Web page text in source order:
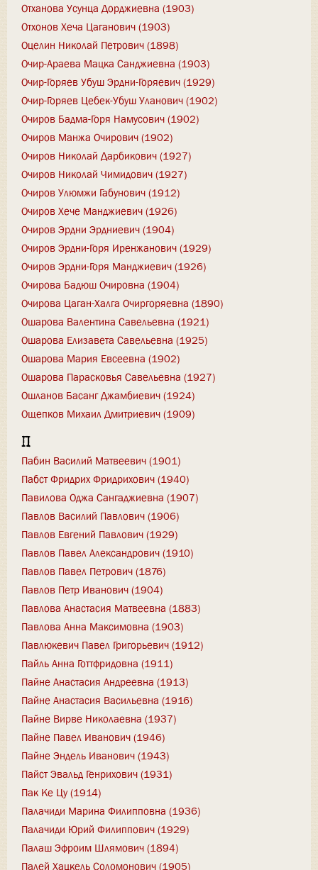
Отханова Усунца Дорджиевна (1903)
Отхонов Хеча Цаганович (1903)
Оцелин Николай Петрович (1898)
Очир-Араева Мацка Санджиевна (1903)
Очир-Горяев Убуш Эрдни-Горяевич (1929)
Очир-Горяев Цебек-Убуш Уланович (1902)
Очиров Бадма-Горя Намусович (1902)
Очиров Манжа Очирович (1902)
Очиров Николай Дарбикович (1927)
Очиров Николай Чимидович (1927)
Очиров Улюмжи Габунович (1912)
Очиров Хече Манджиевич (1926)
Очиров Эрдни Эрдниевич (1904)
Очиров Эрдни-Горя Иренжанович (1929)
Очиров Эрдни-Горя Манджиевич (1926)
Очирова Бадюш Очировна (1904)
Очирова Цаган-Халга Очиргоряевна (1890)
Ошарова Валентина Савельевна (1921)
Ошарова Елизавета Савельевна (1925)
Ошарова Мария Евсеевна (1902)
Ошарова Парасковья Савельевна (1927)
Ошланов Басанг Джамбиевич (1924)
Ощепков Михаил Дмитриевич (1909)
П
Пабин Василий Матвеевич (1901)
Пабст Фридрих Фридрихович (1940)
Павилова Оджа Сангаджиевна (1907)
Павлов Василий Павлович (1906)
Павлов Евгений Павлович (1929)
Павлов Павел Александрович (1910)
Павлов Павел Петрович (1876)
Павлов Петр Иванович (1904)
Павлова Анастасия Матвеевна (1883)
Павлова Анна Максимовна (1903)
Павлюкевич Павел Григорьевич (1912)
Пайль Анна Готтфридовна (1911)
Пайне Анастасия Андреевна (1913)
Пайне Анастасия Васильевна (1916)
Пайне Вирве Николаевна (1937)
Пайне Павел Иванович (1946)
Пайне Эндель Иванович (1943)
Пайст Эвальд Генрихович (1931)
Пак Ке Цу (1914)
Палачиди Марина Филипповна (1936)
Палачиди Юрий Филиппович (1929)
Палаш Эфроим Шлямович (1894)
Палей Хацкель Соломонович (1905)